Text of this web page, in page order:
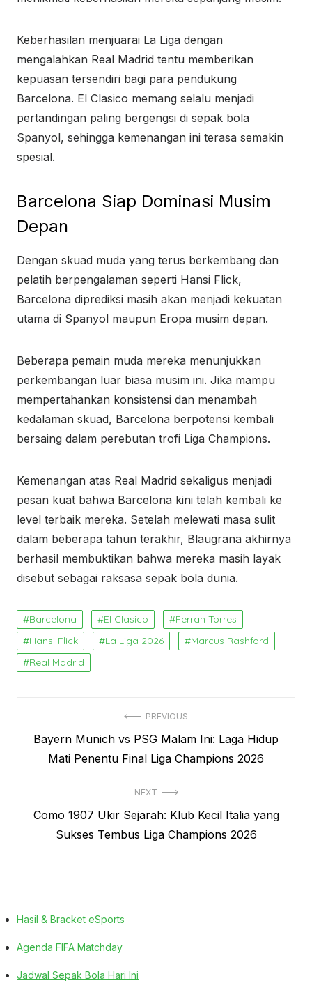
Keberhasilan menjuarai La Liga dengan
mengalahkan Real Madrid tentu memberikan
kepuasan tersendiri bagi para pendukung
Barcelona. El Clasico memang selalu menjadi
pertandingan paling bergengsi di sepak bola
Spanyol, sehingga kemenangan ini terasa semakin
spesial.
Barcelona Siap Dominasi Musim
Depan
Dengan skuad muda yang terus berkembang dan
pelatih berpengalaman seperti Hansi Flick,
Barcelona diprediksi masih akan menjadi kekuatan
utama di Spanyol maupun Eropa musim depan.
Beberapa pemain muda mereka menunjukkan
perkembangan luar biasa musim ini. Jika mampu
mempertahankan konsistensi dan menambah
kedalaman skuad, Barcelona berpotensi kembali
bersaing dalam perebutan trofi Liga Champions.
Kemenangan atas Real Madrid sekaligus menjadi
pesan kuat bahwa Barcelona kini telah kembali ke
level terbaik mereka. Setelah melewati masa sulit
dalam beberapa tahun terakhir, Blaugrana akhirnya
berhasil membuktikan bahwa mereka masih layak
disebut sebagai raksasa sepak bola dunia.
Barcelona El Clasico
Ferran Torres
Hansi Flick
La Liga 2026
Marcus Rashford
Real Madrid
pos
PREVIOUS
Previous
Bayern Munich vs PSG Malam Ini: Laga Hidup
Mati Penentu Final Liga Champions 2026
NEXT
Next
Como 1907 Ukir Sejarah: Klub Kecil Italia yang
Sukses Tembus Liga Champions 2026
Hasil & Bracket eSports
Agenda FIFA Matchday
Jadwal Sepak Bola Hari Ini